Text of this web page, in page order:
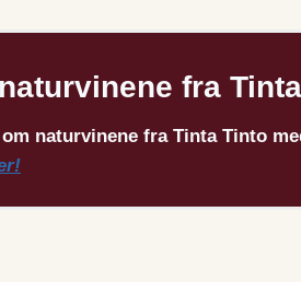
naturvinene fra
naturvinene fra Tinta Tinto